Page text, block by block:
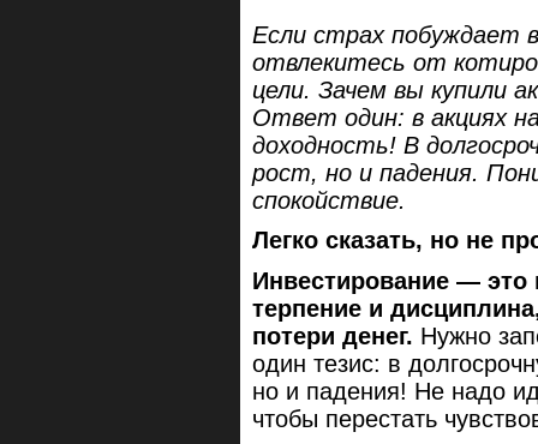
Если страх побуждает
отвлекитесь от
цели. Зачем вы купили
Ответ один: в акциях
доходность! В
рост, но и падения.
спокойствие.
Легко сказать, но не
Инвестирование — это
терпение и
потери денег. Нужно
один тезис: в
но и падения! Не надо
чтобы перестать